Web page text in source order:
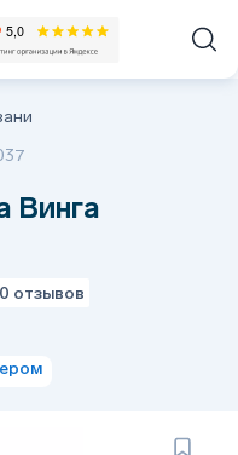
Винга
отзывов